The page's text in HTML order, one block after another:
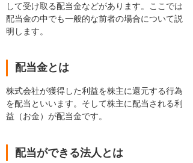
して受け取る配当金などがあります。ここでは
配当金の中でも一般的な前者の場合について説
明します。
配当金とは
株式会社が獲得した利益を株主に還元する行為
を配当といいます。そして株主に配当される利
益（お金）が配当金です。
配当ができる法人とは